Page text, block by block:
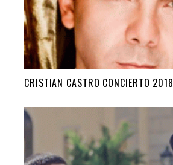
CRISTIAN CASTRO CONCIERTO 2018